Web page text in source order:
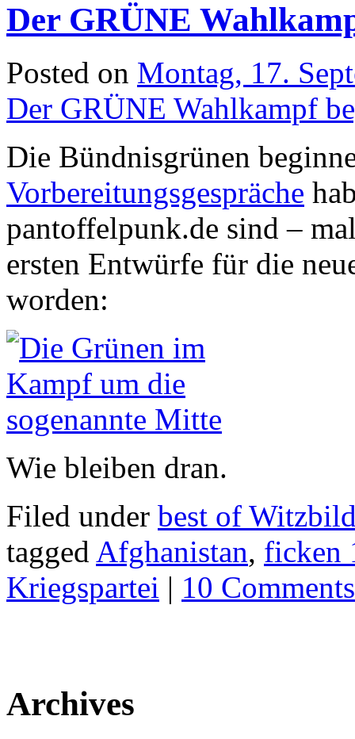
Der GRÜNE
Posted on Montag, 17.
Der GRÜNE Wahlkampf
Die Bündnisgrünen
Vorbereitungsgespräche
pantoffelpunk.de sind –
ersten Entwürfe für die
worden:
Wie bleiben dran.
Filed under best of
tagged Afghanistan, ficken
Kriegspartei | 10 Comments
Archives